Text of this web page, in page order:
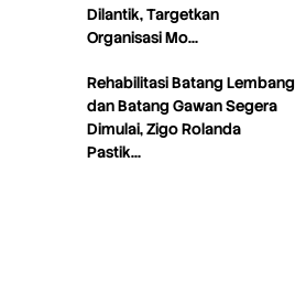
Dilantik, Targetkan
Organisasi Mo…
Rehabilitasi Batang Lembang
dan Batang Gawan Segera
Dimulai, Zigo Rolanda
Pastik…